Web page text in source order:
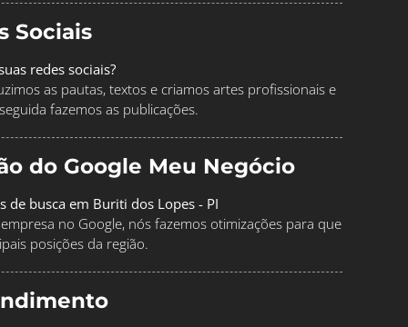
Sociais
redes sociais?
as pautas, textos e criamos artes profissionais e
fazemos as publicações.
do Google Meu Negócio
de busca em Buriti dos Lopes - PI
no Google, nós fazemos otimizações para que
posições da região.